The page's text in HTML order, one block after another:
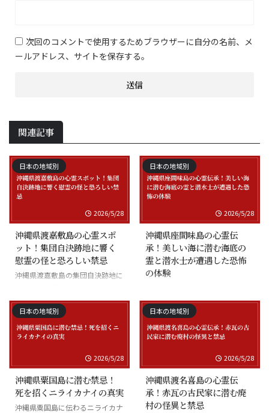
次回のコメントで使用するためブラウザーに自分の名前、メ
ールアドレス、サイトを保存する。
関連記事
日本の地域別
2026/5/28
沖縄県渡嘉敷島の心霊スポ
ット！集団自決跡地に響く
慰霊の怪と恐ろしい禁忌
沖縄県渡嘉敷島の集団自決跡地に
日本の地域別
2026/5/28
沖縄県座間味島の心霊伝
承！美しい海に潜む海底の
霊と潜水士が遭遇した恐怖
の体験
士の怪談
日本の地域別
2026/5/28
沖縄県粟国島に潜む禁忌！
死を招くニライカナイの真実
沖縄県粟国島に伝わるニライカナ
日本の地域別
2026/5/28
沖縄県渡名喜島の心霊伝
承！赤瓦の古民家に潜む廃
村の怪異と禁忌